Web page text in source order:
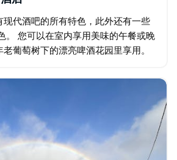
代酒吧的所有特色，此外还有一些
。 您可以在室内享用美味的午餐或晚
葡萄树下的漂亮啤酒花园里享用。